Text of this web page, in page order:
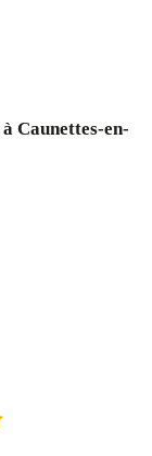
Caunettes-en-